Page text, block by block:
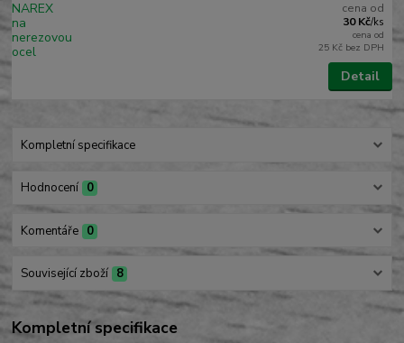
cena od
30 Kč/ks
cena od
25 Kč bez DPH
Detail
Kompletní specifikace
Hodnocení 0
Komentáře 0
Související zboží 8
Kompletní specifikace